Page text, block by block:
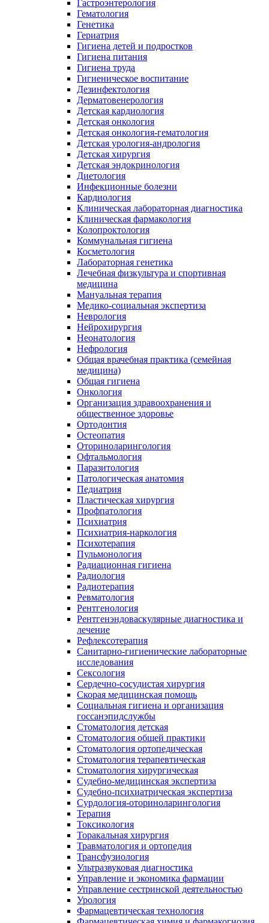
Гастроэнтерология
Гематология
Генетика
Гериатрия
Гигиена детей и подростков
Гигиена питания
Гигиена труда
Гигиеническое воспитание
Дезинфектология
Дерматовенерология
Детская кардиология
Детская онкология
Детская онкология-гематология
Детская урология-андрология
Детская хирургия
Детская эндокринология
Диетология
Инфекционные болезни
Кардиология
Клиническая лабораторная диагностика
Клиническая фармакология
Колопроктология
Коммунальная гигиена
Косметология
Лабораторная генетика
Лечебная физкультура и спортивная
медицина
Мануальная терапия
Медико-социальная экспертиза
Неврология
Нейрохирургия
Неонатология
Нефрология
Общая врачебная практика (семейная
медицина)
Общая гигиена
Онкология
Организация здравоохранения и
общественное здоровье
Ортодонтия
Остеопатия
Оториноларингология
Офтальмология
Паразитология
Патологическая анатомия
Педиатрия
Пластическая хирургия
Профпатология
Психиатрия
Психиатрия-наркология
Психотерапия
Пульмонология
Радиационная гигиена
Радиология
Радиотерапия
Ревматология
Рентгенология
Рентгенэндоваскулярные диагностика и
лечение
Рефлексотерапия
Санитарно-гигиенические лабораторные
исследования
Сексология
Сердечно-сосудистая хирургия
Скорая медицинская помощь
Социальная гигиена и организация
госсанэпидслужбы
Стоматология детская
Стоматология общей практики
Стоматология ортопедическая
Стоматология терапевтическая
Стоматология хирургическая
Судебно-медицинская экспертиза
Судебно-психиатрическая экспертиза
Сурдология-оториноларингология
Терапия
Токсикология
Торакальная хирургия
Травматология и ортопедия
Трансфузиология
Ультразвуковая диагностика
Управление и экономика фармации
Управление сестринской деятельностью
Урология
Фармацевтическая технология